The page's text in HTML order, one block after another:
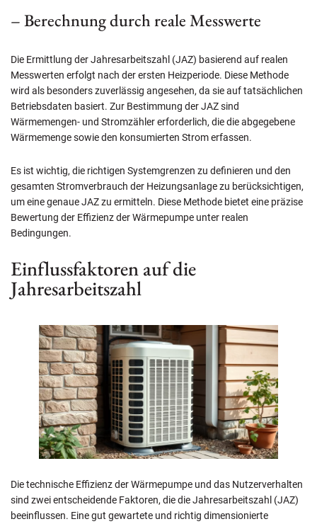
– Berechnung durch reale Messwerte
Die Ermittlung der Jahresarbeitszahl (JAZ) basierend auf realen
Messwerten erfolgt nach der ersten Heizperiode. Diese Methode
wird als besonders zuverlässig angesehen, da sie auf tatsächlichen
Betriebsdaten basiert. Zur Bestimmung der JAZ sind
Wärmemengen- und Stromzähler erforderlich, die die abgegebene
Wärmemenge sowie den konsumierten Strom erfassen.
Es ist wichtig, die richtigen Systemgrenzen zu definieren und den
gesamten Stromverbrauch der Heizungsanlage zu berücksichtigen,
um eine genaue JAZ zu ermitteln. Diese Methode bietet eine präzise
Bewertung der Effizienz der Wärmepumpe unter realen
Bedingungen.
Einflussfaktoren auf die
Jahresarbeitszahl
Die technische Effizienz der Wärmepumpe und das Nutzerverhalten
sind zwei entscheidende Faktoren, die die Jahresarbeitszahl (JAZ)
beeinflussen. Eine gut gewartete und richtig dimensionierte